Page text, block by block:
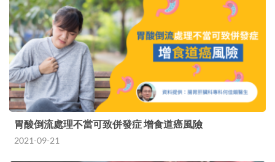
胃酸倒流處理不當可致併發症 增食道癌風險
2021-09-21